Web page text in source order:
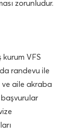
zorunludur.
kurum VFS
randevu ile
aile akraba